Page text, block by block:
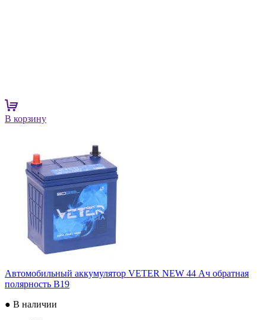
В корзину
Автомобильный аккумулятор VETER NEW 44 Ач обратная
полярность B19
● В наличии